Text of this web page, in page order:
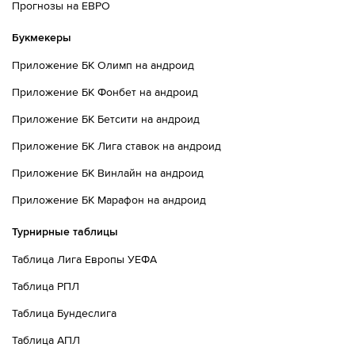
44´ Игрок из команды Лестер делает длинное
45´+1Лестер Сити получает право на штрафной удар на
45´+1Судья сигнализирует, что Джейкоб Мерфи из команды
Ньюкасл поставил подножку. Пострадал Люк Томас
Ньюкасл Юнайтед.
45´+2Рефери матча Роберт Джонс поднимает руку вверх.
Стоп игра! В офсайде был Жоэлинтон.
45´+2Судья сигнализирует, что Ваут Фас из команды
Прогнозы на ЕВРО
Букмекеры
Приложение БК Олимп на андроид
Приложение БК Фонбет на андроид
Приложение БК Бетсити на андроид
Приложение БК Лига ставок на андроид
Приложение БК Винлайн на андроид
Приложение БК Марафон на андроид
Турнирные таблицы
Таблица Лига Европы УЕФА
Таблица РПЛ
Таблица Бундеслига
Таблица АПЛ